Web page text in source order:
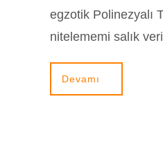
egzotik Polinezyalı
nitelememi salık
Devamı